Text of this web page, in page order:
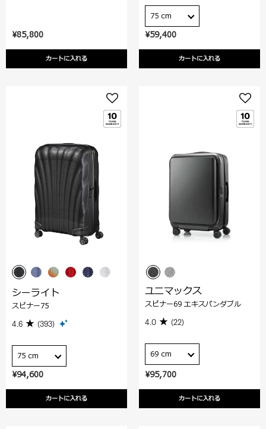
¥85,800
カートに入れる
¥59,400
カートに入れる
75 cm
¥94,600
カートに入れる
シーライト
スピナー75
4.6 (393)
75 cm
¥95,700
カートに入れる
ユニマックス
スピナー69 エキスパンダブル
4.0 (22)
69 cm